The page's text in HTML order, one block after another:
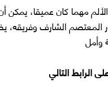
مهما كان عميقا،
المعتصم الشارف وفريقه،
وأمل
الرابط التالي